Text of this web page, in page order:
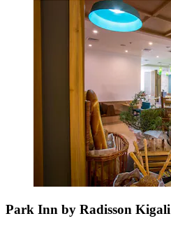
Park Inn by Radisson Kigali